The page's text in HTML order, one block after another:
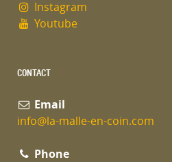
Instagram
Youtube
CONTACT
Email
info@la-malle-en-coin.com
Phone